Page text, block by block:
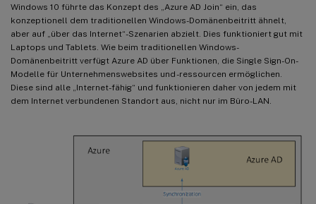
Windows 10 führte das Konzept des „Azure AD Join“ ein, das
konzeptionell dem traditionellen Windows-Domänenbeitritt ähnelt,
aber auf „über das Internet“-Szenarien abzielt. Dies funktioniert gut mit
Laptops und Tablets. Wie beim traditionellen Windows-
Domänenbeitritt verfügt Azure AD über Funktionen, die Single Sign-On-
Modelle für Unternehmenswebsites und -ressourcen ermöglichen.
Diese sind alle „Internet-fähig“ und funktionieren daher von jedem mit
dem Internet verbundenen Standort aus, nicht nur im Büro-LAN.